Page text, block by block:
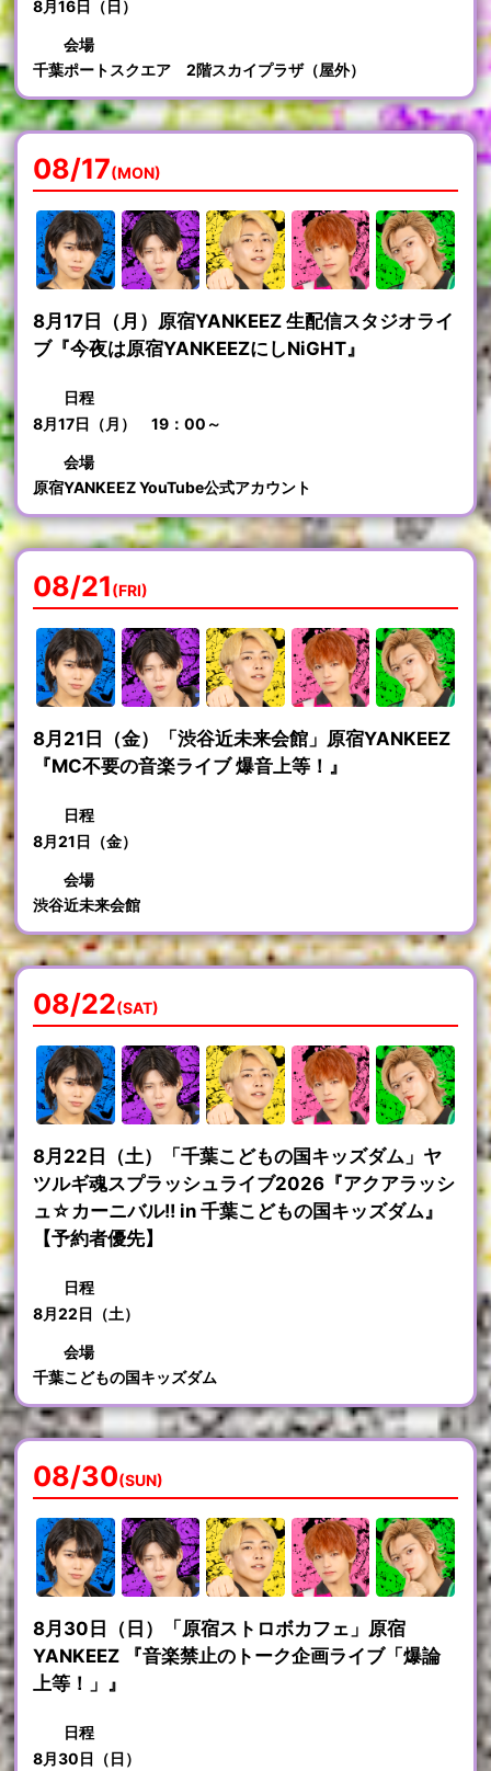
8月16日（日）
会場
千葉ポートスクエア 2階スカイプラザ（屋外）
08/17(MON)
8月17日（月）原宿YANKEEZ 生配信スタジオライ
ブ『今夜は原宿YANKEEZにしNiGHT』
日程
8月17日（月） 19：00～
会場
原宿YANKEEZ YouTube公式アカウント
08/21(FRI)
8月21日（金）「渋谷近未来会館」原宿YANKEEZ
『MC不要の音楽ライブ 爆音上等！』
日程
8月21日（金）
会場
渋谷近未来会館
08/22(SAT)
8月22日（土）「千葉こどもの国キッズダム」ヤ
ツルギ魂スプラッシュライブ2026『アクアラッシ
ュ☆カーニバル!! in 千葉こどもの国キッズダム』
【予約者優先】
日程
8月22日（土）
会場
千葉こどもの国キッズダム
08/30(SUN)
8月30日（日）「原宿ストロボカフェ」原宿
YANKEEZ 『音楽禁止のトーク企画ライブ「爆論
上等！」』
日程
8月30日（日）